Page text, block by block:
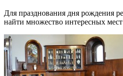
Для празднования дня рождения
найти множество интересных